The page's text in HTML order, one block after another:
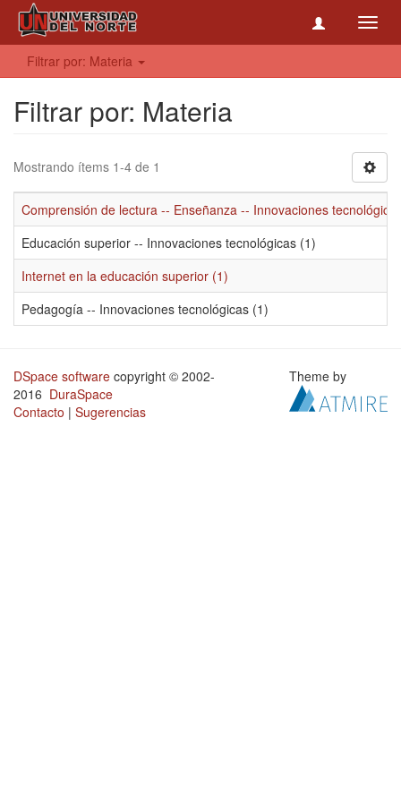
Filtrar por: Materia
Filtrar por: Materia
Mostrando ítems 1-4 de 1
Comprensión de lectura -- Enseñanza -- Innovaciones
Educación superior -- Innovaciones tecnológicas (1)
Internet en la educación superior (1)
Pedagogía -- Innovaciones tecnológicas (1)
DSpace software copyright © 2002-
2016 DuraSpace
Contacto | Sugerencias
Theme by